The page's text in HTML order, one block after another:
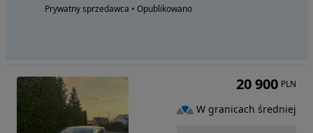
Prywatny sprzedawca • Opublikowano
20 900 PLN
W granicach średniej